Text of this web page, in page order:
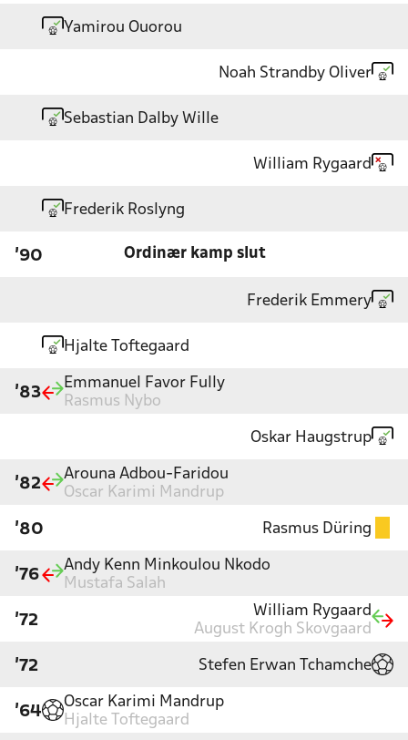
Yamirou Ouorou
Noah Strandby Oliver
Sebastian Dalby Wille
William Rygaard
Frederik Roslyng
'90 Ordinær kamp slut
Frederik Emmery
Hjalte Toftegaard
'83
Emmanuel Favor Fully
Rasmus Nybo
Oskar Haugstrup
'82
Arouna Adbou-Faridou
Oscar Karimi Mandrup
'80 Rasmus Düring
'76
Andy Kenn Minkoulou Nkodo
Mustafa Salah
'72
William Rygaard
August Krogh Skovgaard
'72 Stefen Erwan Tchamche
'64
Oscar Karimi Mandrup
Hjalte Toftegaard